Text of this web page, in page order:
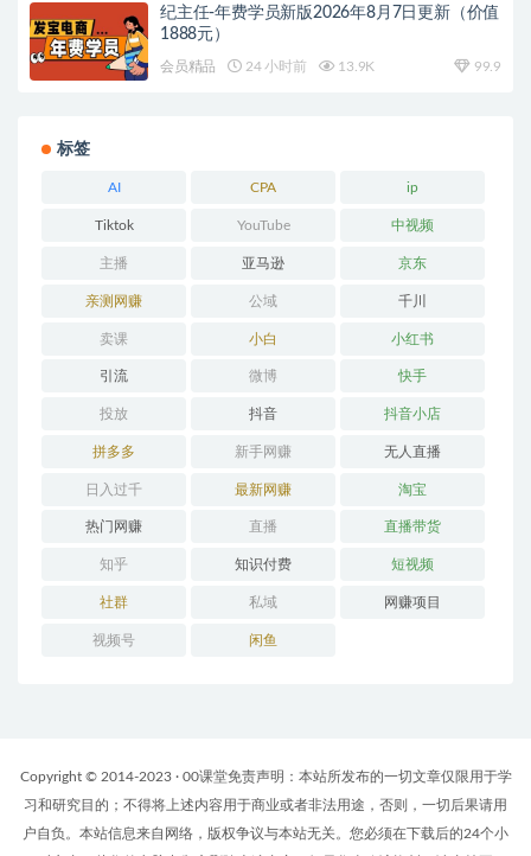
纪主任-年费学员新版2026年8月7日更新（价值
1888元）
会员精品 24 小时前 13.9K 99.9
标签
AI CPA ip
Tiktok YouTube 中视频
主播 亚马逊 京东
亲测网赚 公域 千川
卖课 小白 小红书
引流 微博 快手
投放 抖音 抖音小店
拼多多 新手网赚 无人直播
日入过千 最新网赚 淘宝
热门网赚 直播 直播带货
知乎 知识付费 短视频
社群 私域 网赚项目
视频号 闲鱼
Copyright © 2014-2023 · 00课堂免责声明：本站所发布的一切文章仅限用于学
习和研究目的；不得将上述内容用于商业或者非法用途，否则，一切后果请用
户自负。本站信息来自网络，版权争议与本站无关。您必须在下载后的24个小